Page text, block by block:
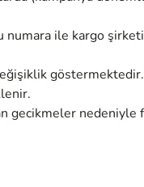
numara ile kargo
gecikmeler nedeniyle